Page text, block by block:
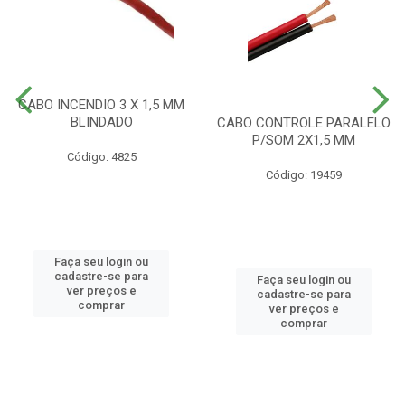
CABO INCENDIO 3 X 1,5 MM
BLINDADO
Código: 4825
Faça seu login ou
cadastre-se para
ver preços e
comprar
CABO CONTROLE PARALELO
P/SOM 2X1,5 MM
Código: 19459
Faça seu login ou
cadastre-se para
ver preços e
comprar